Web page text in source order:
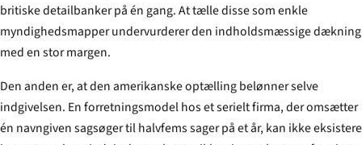
britiske detailbanker på én gang. At tælle disse som enkle
myndighedsmapper undervurderer den indholdsmæssige dækning
med en stor margen.
Den anden er, at den amerikanske optælling belønner selve
indgivelsen. En forretningsmodel hos et serielt firma, der omsætter
én navngiven sagsøger til halvfems sager på et år, kan ikke eksistere